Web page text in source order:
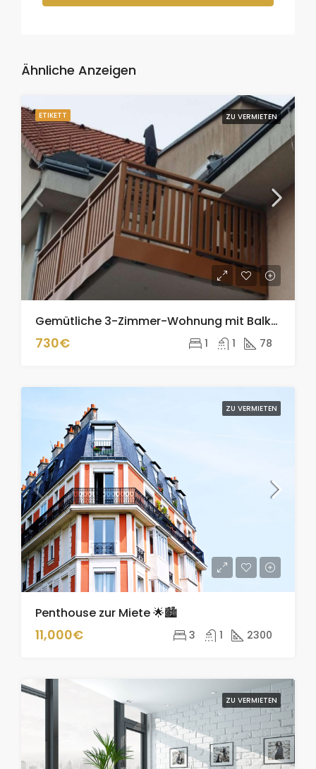
Ähnliche Anzeigen
ETIKETT ZU VERMIETEN
Gemütliche 3-Zimmer-Wohnung mit Balkon & Garage in Innermanzing – Sofort beziehbar!
730€ 1 1 78
ZU VERMIETEN
Penthouse zur Miete 🌟🏙️
11,000€ 3 1 2300
ZU VERMIETEN